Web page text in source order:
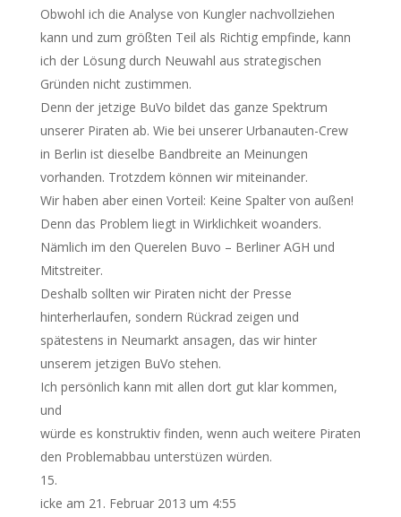
Obwohl ich die Analyse von Kungler nachvollziehen
kann und zum größten Teil als Richtig empfinde, kann
ich der Lösung durch Neuwahl aus strategischen
Gründen nicht zustimmen.
Denn der jetzige BuVo bildet das ganze Spektrum
unserer Piraten ab. Wie bei unserer Urbanauten-Crew
in Berlin ist dieselbe Bandbreite an Meinungen
vorhanden. Trotzdem können wir miteinander.
Wir haben aber einen Vorteil: Keine Spalter von außen!
Denn das Problem liegt in Wirklichkeit woanders.
Nämlich im den Querelen Buvo – Berliner AGH und
Mitstreiter.
Deshalb sollten wir Piraten nicht der Presse
hinterherlaufen, sondern Rückrad zeigen und
spätestens in Neumarkt ansagen, das wir hinter
unserem jetzigen BuVo stehen.
Ich persönlich kann mit allen dort gut klar kommen,
und
würde es konstruktiv finden, wenn auch weitere Piraten
den Problemabbau unterstüzen würden.
icke am 21. Februar 2013 um 4:55